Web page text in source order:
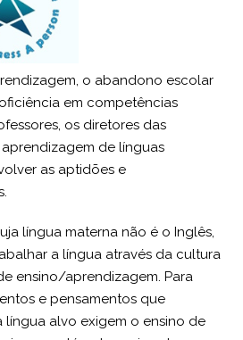
o abandono escolar
em competências
os diretores das
de línguas
as aptidões e
língua materna não é o Inglês,
a língua através da cultura
ensino/aprendizagem. Para
e pensamentos que
língua alvo exigem o ensino de